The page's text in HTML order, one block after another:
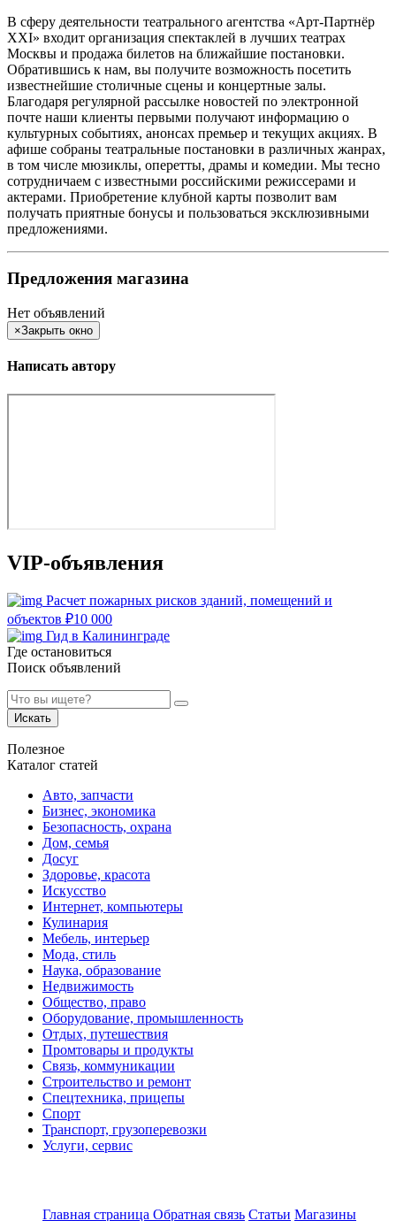
В сферу деятельности театрального агентства «Арт-Партнёр
XXI» входит организация спектаклей в лучших театрах
Москвы и продажа билетов на ближайшие постановки.
Обратившись к нам, вы получите возможность посетить
известнейшие столичные сцены и концертные залы.
Благодаря регулярной рассылке новостей по электронной
почте наши клиенты первыми получают информацию о
культурных событиях, анонсах премьер и текущих акциях. В
афише собраны театральные постановки в различных жанрах,
в том числе мюзиклы, оперетты, драмы и комедии. Мы тесно
сотрудничаем с известными российскими режиссерами и
актерами. Приобретение клубной карты позволит вам
получать приятные бонусы и пользоваться эксклюзивными
предложениями.
Предложения магазина
Нет объявлений
×Закрыть окно
Написать автору
VIP-объявления
Расчет пожарных рисков зданий, помещений и
объектов ₽10 000
Гид в Калининграде
Где остановиться
Поиск объявлений
Искать
Полезное
Каталог статей
Авто, запчасти
Бизнес, экономика
Безопасность, охрана
Дом, семья
Досуг
Здоровье, красота
Искусство
Интернет, компьютеры
Кулинария
Мебель, интерьер
Мода, стиль
Наука, образование
Недвижимость
Общество, право
Оборудование, промышленность
Отдых, путешествия
Промтовары и продукты
Связь, коммуникации
Строительство и ремонт
Спецтехника, прицепы
Спорт
Транспорт, грузоперевозки
Услуги, сервис
Главная страница Обратная связь Статьи Магазины